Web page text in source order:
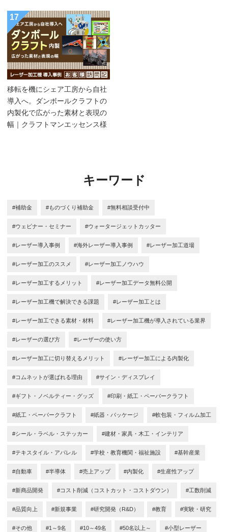
17
移転を機にシェア工房から自社
導入へ。ダンボールクラフトの
内製化で広がった素材と表現の
幅｜クラフトマンエッセンス様
キーワード
#補助金 #ものづくり補助金 #無料相談受付中
#ウェビナー・セミナー #ウォータージェットカッター
#レーザー導入事例 #海外レーザー導入事例 #レーザー加工道場
#レーザー加工のススメ #レーザー加工ノウハウ
#レーザー加工するメリット #レーザー加工データ無料公開
#レーザー加工機で解決できる課題 #レーザー加工とは
#レーザー加工できる素材・材料 #レーザー加工機が導入されている業界
#レーザーの選び方 #レーザーの使い方
#レーザー加工に切り替えるメリット #レーザー加工による内製化
#コムネットが選ばれる理由 #サイン・ディスプレイ
#ギフト・ノベルティー・グッズ #印刷・紙工・ペーパークラフト
#紙工・ペーパークラフト #紙器・パッケージ #軟包装・フィルム加工
#シール・ラベル・ステッカー #建材・家具・木工・インテリア
#テキスタイル・アパレル #学校・教育機関・福祉施設 #基幹産業
#自動車 #半導体 #売上アップ #内製化 #生産性アップ
#新商品開発 #コスト削減（コストカット・コストダウン） #工数削減
#品質向上 #新規事業 #研究開発（R&D） #教育 #実験・研究
#その他 #1～9名 #10～49名 #50名以上～ #小型レーザー